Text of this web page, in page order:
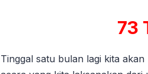
73
Tinggal satu bulan lagi kita